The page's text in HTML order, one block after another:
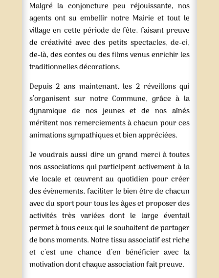
Malgré la conjoncture peu réjouissante, nos
agents ont su embellir notre Mairie et tout le
village en cette période de fête, faisant preuve
de créativité avec des petits spectacles, de-ci,
de-là, des contes ou des films venus enrichir les
traditionnelles décorations.
Depuis 2 ans maintenant, les 2 réveillons qui
s’organisent sur notre Commune, grâce à la
dynamique de nos jeunes et de nos aînés
méritent nos remerciements à chacun pour ces
animations sympathiques et bien appréciées.
Je voudrais aussi dire un grand merci à toutes
nos associations qui participent activement à la
vie locale et œuvrent au quotidien pour créer
des évènements, faciliter le bien être de chacun
avec du sport pour tous les âges et proposer des
activités très variées dont le large éventail
permet à tous ceux qui le souhaitent de partager
de bons moments. Notre tissu associatif est riche
et c’est une chance d’en bénéficier avec la
motivation dont chaque association fait preuve.